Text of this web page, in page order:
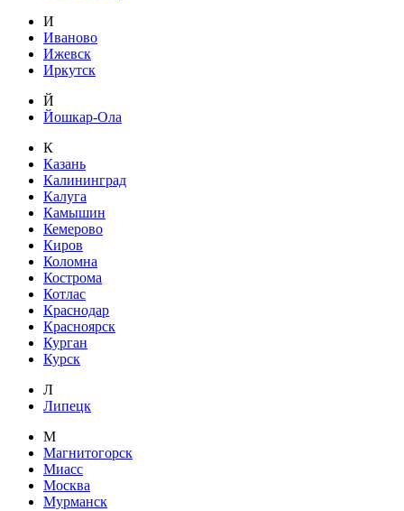
И
Иваново
Ижевск
Иркутск
Й
Йошкар-Ола
К
Казань
Калининград
Калуга
Камышин
Кемерово
Киров
Коломна
Кострома
Котлас
Краснодар
Красноярск
Курган
Курск
Л
Липецк
М
Магнитогорск
Миасс
Москва
Мурманск